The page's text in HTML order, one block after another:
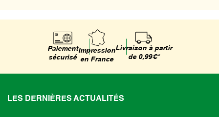
Paiement
sécurisé
Impression
en France
Livraison à partir
de 0,99€*
LES DERNIÈRES ACTUALITÉS